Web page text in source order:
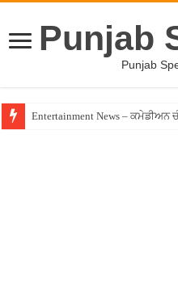
Punjab
Punjab
Entertainment News –